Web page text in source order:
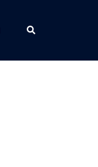
Search